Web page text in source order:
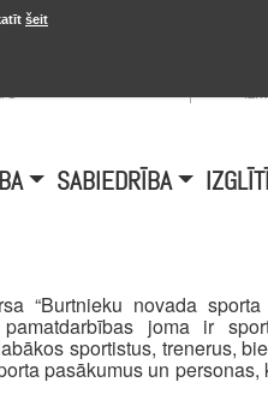
s
SABIEDRĪBA
“Burtnieku novada
joma ir
sportistus, trenerus,
pasākumus un
šeit